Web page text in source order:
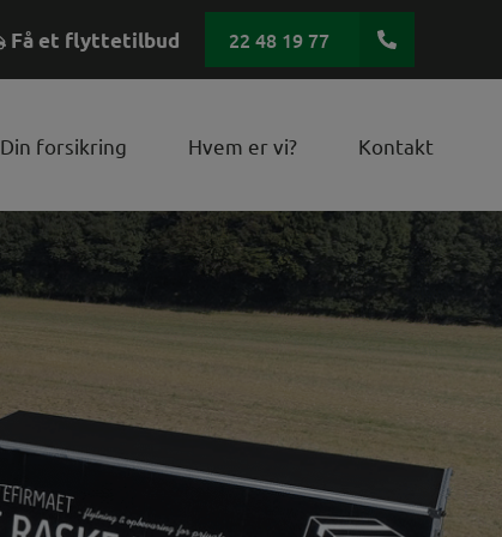
Få et flyttetilbud 22 48 19 77
Din forsikring Hvem er vi? Kontakt